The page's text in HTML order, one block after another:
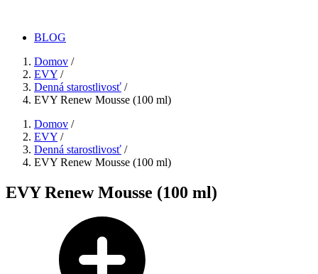
BLOG
Domov /
EVY /
Denná starostlivosť /
EVY Renew Mousse (100 ml)
Domov /
EVY /
Denná starostlivosť /
EVY Renew Mousse (100 ml)
EVY Renew Mousse (100 ml)